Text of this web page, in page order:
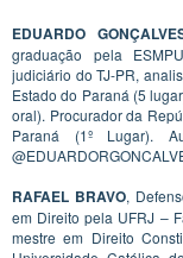
EDUARDO
graduação pela
judiciário do TJ-PR,
Estado do Paraná (5
oral). Procurador da
Paraná (1º Lugar).
RAFAEL BRAVO,
em Direito pela UFRJ –
mestre em Direito